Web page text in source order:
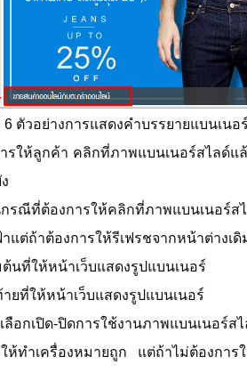
6 ตัวอย่างการแสดงคำบรรยายแบนเน
รให้ลูกค้า คลิกที่ภาพแบนเนอร์สไลด์แ
รณีที่ต้องการให้คลิกที่ภาพแบนเนอร์ส
ต่ถ้าต้องการให้รีเฟรชจากหน้าต่างเ
นที่ให้หน้าเว็บแสดงรูปแบนเนอร์
ยที่ให้หน้าเว็บแสดงรูปแบนเนอร์
อกเปิด-ปิดการใช้งานภาพแบนเนอร์ส
ห้ทำเครื่องหมายถูก แต่ถ้าไม่ต้องกา